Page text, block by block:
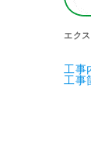
エク
工事
工事